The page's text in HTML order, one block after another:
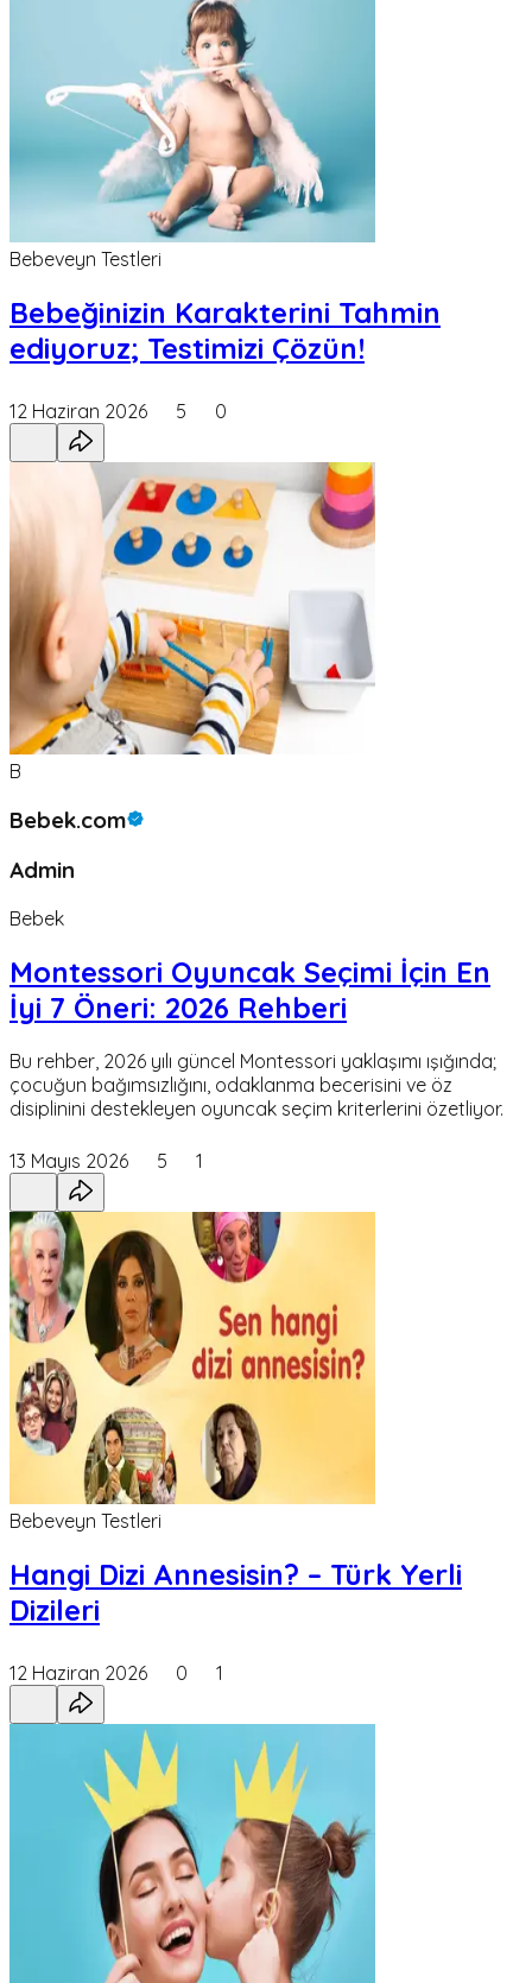
Bebeveyn Testleri
Bebeğinizin Karakterini Tahmin
ediyoruz; Testimizi Çözün!
12 Haziran 2026 5 0
B
Bebek.com
Admin
Bebek
Montessori Oyuncak Seçimi İçin En
İyi 7 Öneri: 2026 Rehberi
Bu rehber, 2026 yılı güncel Montessori yaklaşımı ışığında;
çocuğun bağımsızlığını, odaklanma becerisini ve öz
disiplinini destekleyen oyuncak seçim kriterlerini özetliyor.
13 Mayıs 2026 5 1
Bebeveyn Testleri
Hangi Dizi Annesisin? – Türk Yerli
Dizileri
12 Haziran 2026 0 1